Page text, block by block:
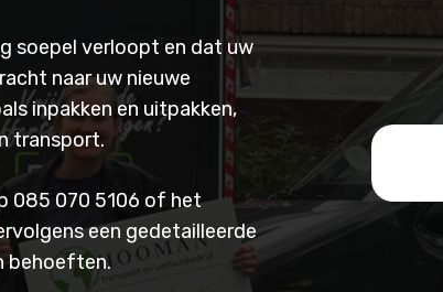
soepel verloopt en dat uw
naar uw nieuwe
inpakken en uitpakken,
transport.
085 070 5106 of het
een gedetailleerde
behoeften.